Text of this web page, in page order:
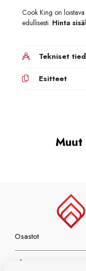
Cook King on loistava
edullisesti. Hinta
Tekniset
Esitteet
Muut
Osastot
Info